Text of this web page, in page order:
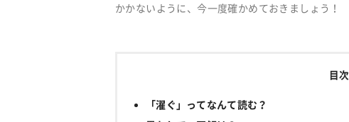
かかないように、今一度確かめておきましょう！
目次
「濯ぐ」ってなんて読む？